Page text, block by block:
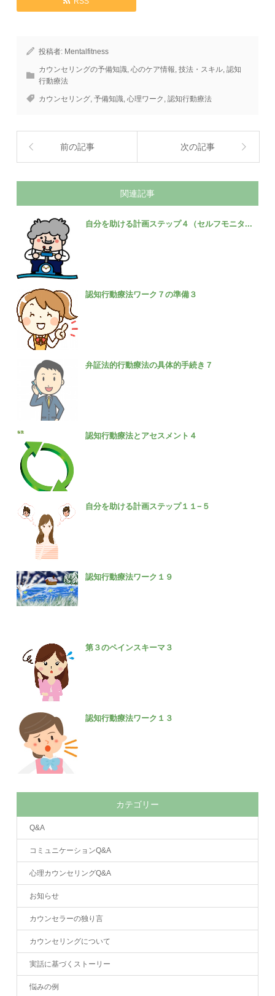
投稿者: Mentalfitness
カウンセリングの予備知識 ,心のケア情報 ,技法・スキル ,認知
行動療法
カウンセリング ,予備知識 ,心理ワーク ,認知行動療法
前の記事 次の記事
関連記事
自分を助ける計画ステップ４（セルフモニタ...
認知行動療法ワーク７の準備３
弁証法的行動療法の具体的手続き７
認知行動療法とアセスメント４
自分を助ける計画ステップ１１−５
認知行動療法ワーク１９
第３のペインスキーマ３
認知行動療法ワーク１３
カテゴリー
Q&A
コミュニケーションQ&A
心理カウンセリングQ&A
お知らせ
カウンセラーの独り言
カウンセリングについて
実話に基づくストーリー
悩みの例